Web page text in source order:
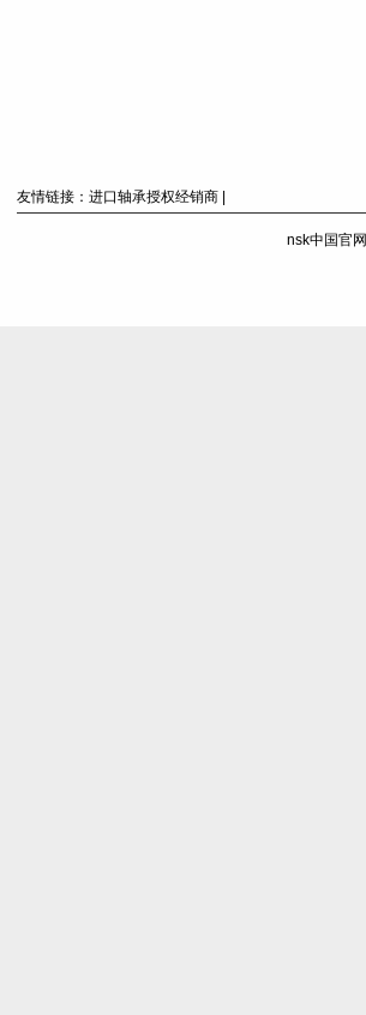
友情链接： 进口轴承授权经销商
nsk中国官网